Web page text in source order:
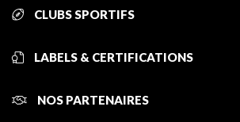
CLUBS SPORTIFS
LABELS & CERTIFICATIONS
NOS PARTENAIRES